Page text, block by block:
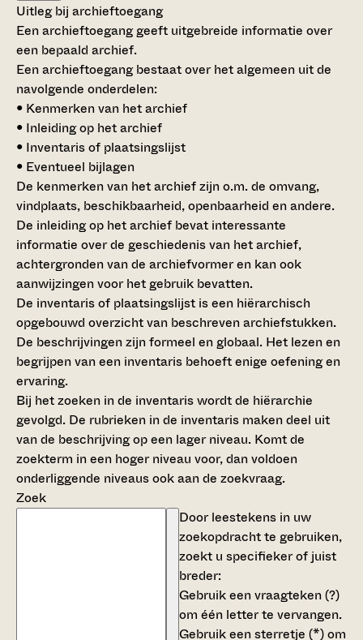
Uitleg bij archieftoegang
Een archieftoegang geeft uitgebreide informatie over
een bepaald archief.
Een archieftoegang bestaat over het algemeen uit de
navolgende onderdelen:
• Kenmerken van het archief
• Inleiding op het archief
• Inventaris of plaatsingslijst
• Eventueel bijlagen
De kenmerken van het archief zijn o.m. de omvang,
vindplaats, beschikbaarheid, openbaarheid en andere.
De inleiding op het archief bevat interessante
informatie over de geschiedenis van het archief,
achtergronden van de archiefvormer en kan ook
aanwijzingen voor het gebruik bevatten.
De inventaris of plaatsingslijst is een hiërarchisch
opgebouwd overzicht van beschreven archiefstukken.
De beschrijvingen zijn formeel en globaal. Het lezen en
begrijpen van een inventaris behoeft enige oefening en
ervaring.
Bij het zoeken in de inventaris wordt de hiërarchie
gevolgd. De rubrieken in de inventaris maken deel uit
van de beschrijving op een lager niveau. Komt de
zoekterm in een hoger niveau voor, dan voldoen
onderliggende niveaus ook aan de zoekvraag.
Zoek
Door leestekens in uw
zoekopdracht te gebruiken,
zoekt u specifieker of juist
breder:
Gebruik eenvraagteken (?)
om één letter te vervangen.
Gebruik eensterretje (*)om